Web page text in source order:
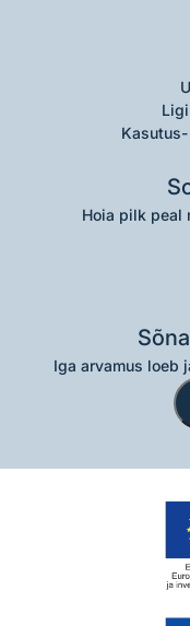
Hoia pilk peal
Iga arvamus loeb